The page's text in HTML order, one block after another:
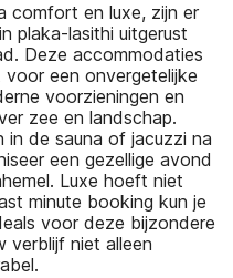
comfort en luxe, zijn er
plaka-lasithi uitgerust
Deze accommodaties
een onvergetelijke
voorzieningen en
zee en landschap.
in de sauna of jacuzzi na
een gezellige avond
Luxe hoeft niet
minute booking kun je
voor deze bijzondere
verblijf niet alleen